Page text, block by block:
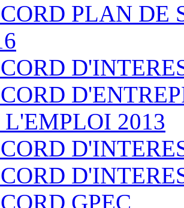
PLAN DE
L'EMPLOI 2013
GPEC